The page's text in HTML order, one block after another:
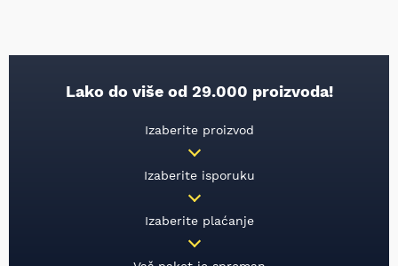
Lako do više od 29.000 proizvoda!
Izaberite proizvod
Izaberite isporuku
Izaberite plaćanje